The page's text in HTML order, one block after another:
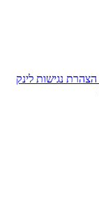
הצהרת נגישות לינק